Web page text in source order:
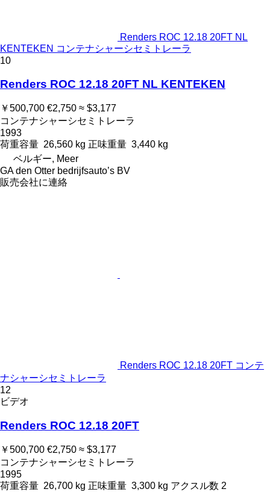
Renders ROC 12.18 20FT NL
KENTEKEN コンテナシャーシセミトレーラ
10
Renders ROC 12.18 20FT NL KENTEKEN
￥500,700 €2,750 ≈ $3,177
コンテナシャーシセミトレーラ
1993
荷重容量 26,560 kg 正味重量 3,440 kg
ベルギー, Meer
GA den Otter bedrijfsauto’s BV
販売会社に連絡
Renders ROC 12.18 20FT コンテ
ナシャーシセミトレーラ
12
ビデオ
Renders ROC 12.18 20FT
￥500,700 €2,750 ≈ $3,177
コンテナシャーシセミトレーラ
1995
荷重容量 26,700 kg 正味重量 3,300 kg アクスル数 2